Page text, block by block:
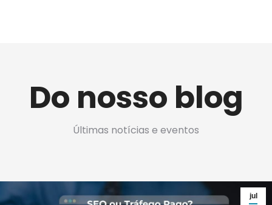
Do nosso blog
Últimas notícias e eventos
jul